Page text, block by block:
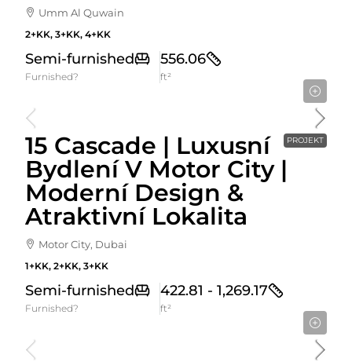
Umm Al Quwain
2+KK, 3+KK, 4+KK
Semi-furnished
Furnished?
556.06
ft²
PROJEKT
15 Cascade | Luxusní
Bydlení V Motor City |
Moderní Design &
Atraktivní Lokalita
Motor City, Dubai
1+KK, 2+KK, 3+KK
Semi-furnished
Furnished?
422.81 - 1,269.17
ft²